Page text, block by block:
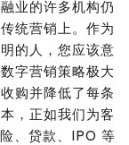
业的许多机构仍
统营销上。作为
的人，您应该意
字营销策略极大
购并降低了每条
，正如我们为客
、贷款、IPO 等